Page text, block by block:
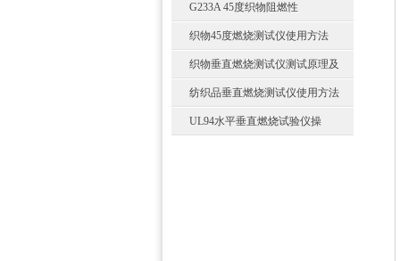
G233A 45度织物阻燃性
织物45度燃烧测试仪使用方法
织物垂直燃烧测试仪测试原理及
纺织品垂直燃烧测试仪使用方法
UL94水平垂直燃烧试验仪操